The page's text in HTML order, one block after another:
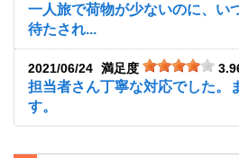
一人旅で荷物が少ないのに、い
待たされ...
2021/06/24 満足度
担当者さん丁寧な対応でした。
す。